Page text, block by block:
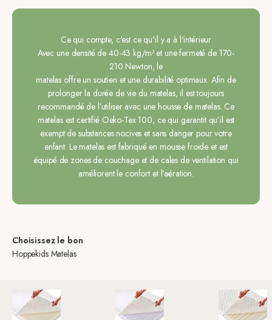
Ce qui compte, c'est ce qu'il y a à l'intérieur
Avec une densité de 40-43 kg/m³ et une fermeté de 170-
210 Newton, le
matelas offre un soutien et une durabilité optimaux. Afin de
prolonger la durée de vie du matelas, il est toujours
recommandé de l’utiliser avec une housse de matelas. Ce
matelas est certifié Oeko-Tex 100, ce qui garantit qu’il est
exempt de substances nocives et sans danger pour votre
enfant. Le matelas est fabriqué en mousse froide et est
équipé de zones de couchage et de cales de ventilation qui
améliorent le confort et l’aération.
Choisissez le bon
Hoppekids Matelas